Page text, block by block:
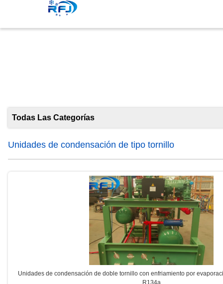
Todas Las Categorías
Unidades de condensación de tipo tornillo
Unidades de condensación de doble tornillo con enfriamiento por
R134a